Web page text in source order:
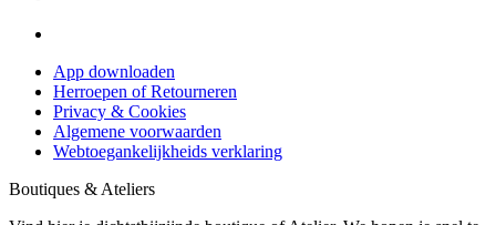
App downloaden
Herroepen of Retourneren
Privacy & Cookies
Algemene voorwaarden
Webtoegankelijkheids verklaring
Boutiques & Ateliers